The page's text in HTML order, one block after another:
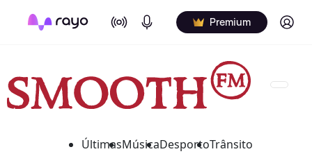
On Air Podcasts Premium Log in
ÚltimasMúsicaDesportoTrânsito